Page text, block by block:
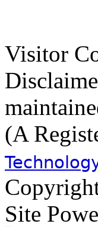
Visitor
(A
Site